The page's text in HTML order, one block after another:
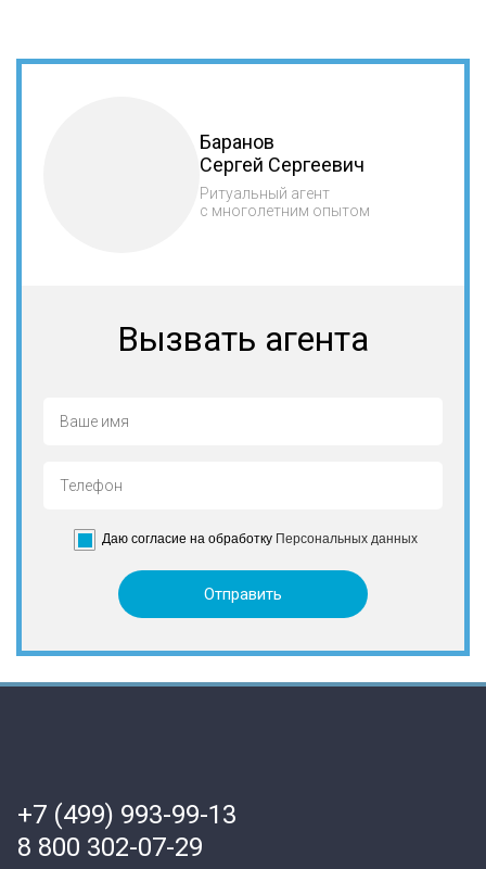
Баранов
Сергей Сергеевич
Ритуальный агент
с многолетним опытом
Вызвать агента
Даю согласие на обработку Персональных данных
+7 (499) 993-99-13
8 800 302-07-29